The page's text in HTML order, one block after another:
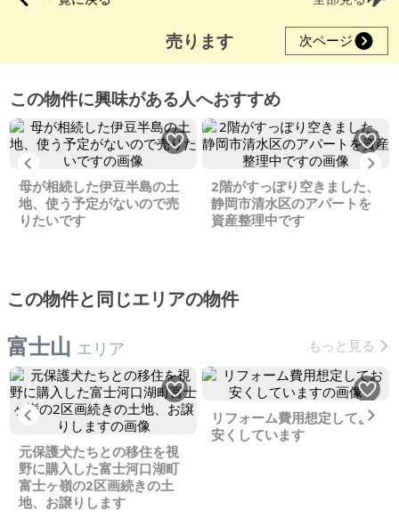
売ります 次ページ
この物件に興味がある人へおすすめ
Previous
母が相続した伊豆半島の土
地、使う予定がないので売
りたいです
2階がすっぽり空きました、
静岡市清水区のアパートを
資産整理中です
この物件と同じエリアの物件
富士山 エリア もっと見る
Previous
元保護犬たちとの移住を視
野に購入した富士河口湖町
富士ヶ嶺の2区画続きの土
地、お譲りします
リフォーム費用想定してお
安くしています